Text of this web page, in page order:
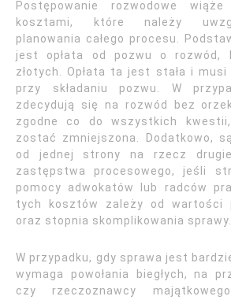
Postępowanie rozwodowe
kosztami, które należy
planowania całego procesu.
jest opłata od pozwu o rozwód,
złotych. Opłata ta jest stała i
przy składaniu pozwu. W
zdecydują się na rozwód bez
zgodne co do wszystkich
zostać zmniejszona. Dodatkowo,
od jednej strony na rzecz
zastępstwa procesowego, jeśli
pomocy adwokatów lub radców
tych kosztów zależy od wartości
oraz stopnia skomplikowania sprawy.
W przypadku, gdy sprawa jest
wymaga powołania biegłych, na
czy rzeczoznawcy